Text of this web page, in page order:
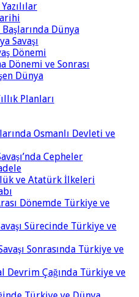
Dünya
Savaşı
Dönemi
Dönemi ve Sonrası
Dünya
Planları
Osmanlı Devleti ve
Cepheler
ve Atatürk İlkeleri
Dönemde Türkiye ve
Sürecinde Türkiye ve
Sonrasında Türkiye ve
Devrim Çağında Türkiye ve